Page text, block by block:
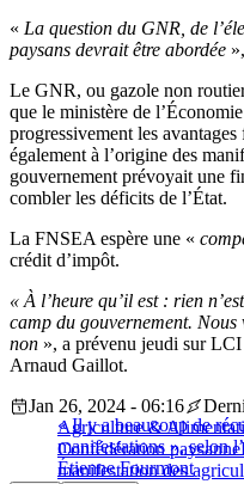
« La question du GNR, de
paysans devrait être abordée
Le GNR, ou gazole non
que le ministère de
progressivement les
également à l’origine des
gouvernement prévoyait une
combler les déficits de l’État.
La FNSEA espère une «
crédit d’impôt.
« À l’heure qu’il est : rien
camp du gouvernement. Nous
non », a prévenu jeudi sur
Arnaud Gaillot.
« Il y a beaucoup de
manifestations », selon
Étienne Fourmont
Jan 26, 2024 - 06:16
Agriculture &
Confédération paysanne
manifestation des